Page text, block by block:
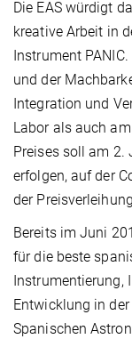
Die EAS würdigt
kreative Arbeit in
Instrument
und der
Integration und
Labor als auch
Preises soll am 2.
erfolgen, auf der
der
Bereits im Juni
für die beste
Instrumentierung,
Entwicklung in
Spanischen